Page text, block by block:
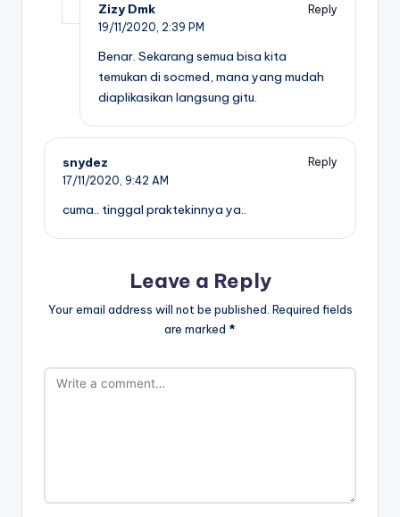
Zizy Dmk
Reply
19/11/2020, 2:39 PM
Benar. Sekarang semua bisa kita
temukan di socmed, mana yang mudah
diaplikasikan langsung gitu.
snydez
Reply
17/11/2020, 9:42 AM
cuma.. tinggal praktekinnya ya..
Leave a Reply
Your email address will not be published. Required fields
are marked *